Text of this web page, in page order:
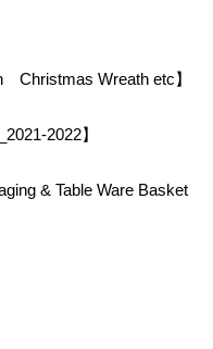
Christmas Wreath etc】
2022】
& Table Ware Basket